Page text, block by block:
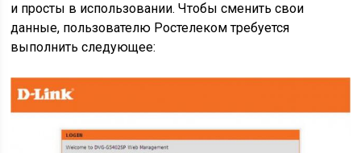
и просты в использовании. Чтобы сменить свои
данные, пользователю Ростелеком требуется
выполнить следующее: